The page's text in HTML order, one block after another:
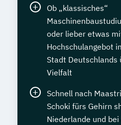
Wirtschaftspsychologie
Wirtschaftsrecht
Ob „klassisches“
oder lieber etwas
Hochschulangebot
Stadt Deutschlands
Vielfalt
Schnell nach
Schoki fürs Gehirn
Niederlande und